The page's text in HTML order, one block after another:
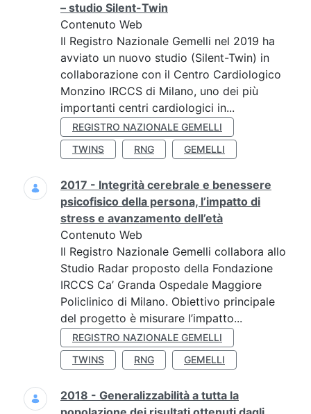
– studio Silent-Twin
Contenuto Web
Il Registro Nazionale Gemelli nel 2019 ha
avviato un nuovo studio (Silent-Twin) in
collaborazione con il Centro Cardiologico
Monzino IRCCS di Milano, uno dei più
importanti centri cardiologici in...
REGISTRO NAZIONALE GEMELLI
TWINS
RNG GEMELLI
2017 - Integrità cerebrale e benessere
psicofisico della persona, l’impatto di
stress e avanzamento dell’età
Contenuto Web
Il Registro Nazionale Gemelli collabora allo
Studio Radar proposto della Fondazione
IRCCS Ca’ Granda Ospedale Maggiore
Policlinico di Milano. Obiettivo principale
del progetto è misurare l’impatto...
REGISTRO NAZIONALE GEMELLI
TWINS
RNG GEMELLI
2018 - Generalizzabilità a tutta la